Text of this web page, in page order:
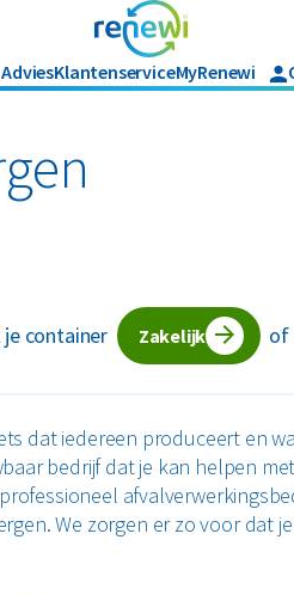
Horeca en recreatie
Industrie
Zakelijke dienstverlening
Zorg
Bekijk alle branches
PMD
AdviesKlantenserviceMyRenewi
container Zakelijk of
dat iedereen produceert en
bedrijf dat je kan helpen
We zorgen er zo voor dat